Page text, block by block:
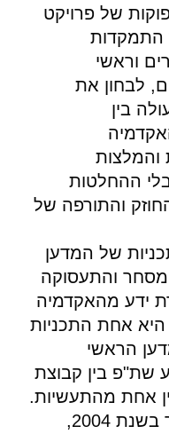
של פרויקט
התמקדות
וראשי
לבחון את
בין
והמלצות
ההחלטות
והתורפה של
של המדען
והתעסוקה
ידע מהאקדמיה
היא אחת התכניות
הראשי
בין קבוצת
אחת מהתעשיות.
מוסד שמואל נאמן ערך כבר בשנת 2004,